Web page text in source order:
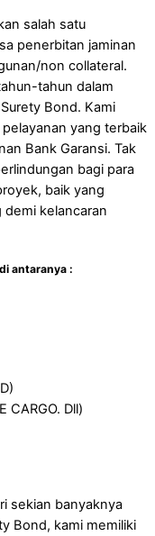
salah satu
penerbitan jaminan
non collateral.
tahun dalam
Bond. Kami
yang terbaik
Bank Garansi. Tak
bagi para
baik yang
demi kelancaran
antaranya :
CARGO. Dll)
sekian banyaknya
Bond, kami memiliki